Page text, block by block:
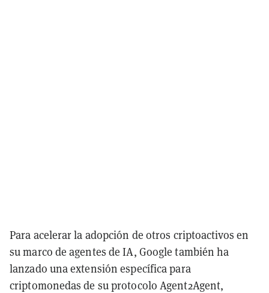
Para acelerar la adopción de otros criptoactivos en
su marco de agentes de IA, Google también ha
lanzado una extensión específica para
criptomonedas de su protocolo Agent2Agent,